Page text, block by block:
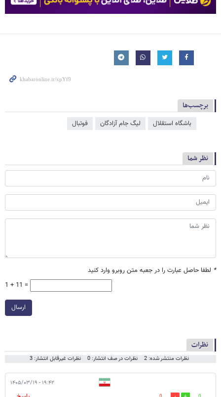
برچسب‌ها
باشگاه استقلال لیگ جام آزادگان فوتبال
نظر شما
* لطفا حاصل عبارت را در جعبه متن روبرو وارد کنید
1 + 11 =
ارسال
نظرات
نظرات منتشر شده: 2 نظرات در صف انتشار: 0 نظرات غیرقابل انتشار: 3
۱۹:۴۲ - ۱۴۰۵/۰۳/۱۹